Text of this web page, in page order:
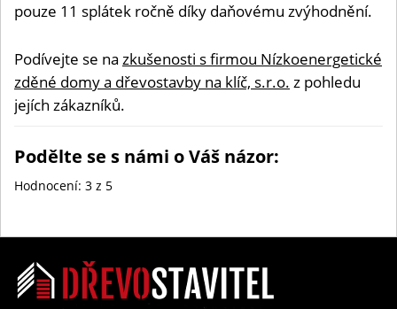
pouze 11 splátek ročně díky daňovému zvýhodnění.
Podívejte se na zkušenosti s firmou Nízkoenergetické
zděné domy a dřevostavby na klíč, s.r.o. z pohledu
jejích zákazníků.
Podělte se s námi o Váš názor:
Hodnocení: 3 z 5